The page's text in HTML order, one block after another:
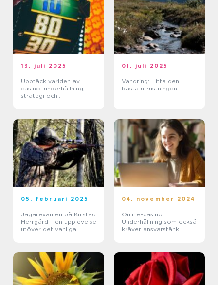
13. juli 2025
Upptäck världen av
casino: underhållning,
strategi och
01. juli 2025
Vandring: Hitta den
bästa utrustningen
05. februari 2025
Jägarexamen på Knistad
Herrgård – en upplevelse
utöver det vanliga
04. november 2024
Online-casino:
Underhållning som också
kräver ansvarstänk